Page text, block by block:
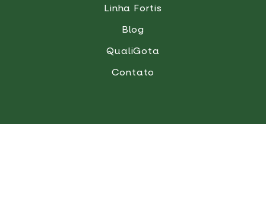
Linha Fortis
Blog
QualiGota
Contato